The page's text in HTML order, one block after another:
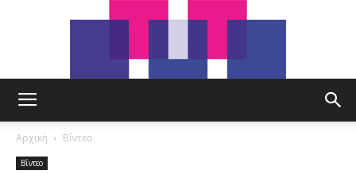
Αρχική Βίντεο
Βίντεο